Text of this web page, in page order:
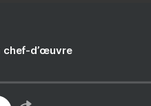
chef-d’œuvre